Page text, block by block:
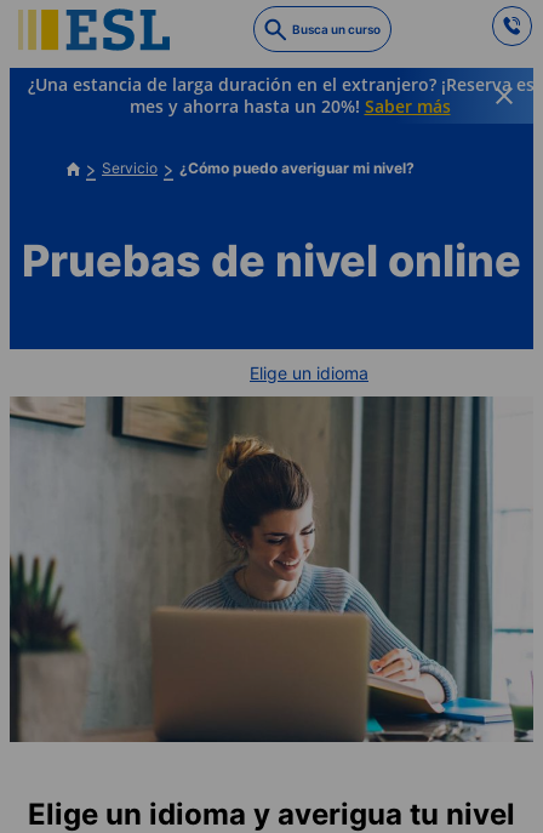
to
main
content
Busca un curso
¿Una estancia de larga duración en el extranjero? ¡Reserva
mes y ahorra hasta un 20%! Saber más
Servicio ¿Cómo puedo averiguar mi nivel?
Pruebas de nivel online
Elige un idioma
Elige un idioma y averigua tu nivel